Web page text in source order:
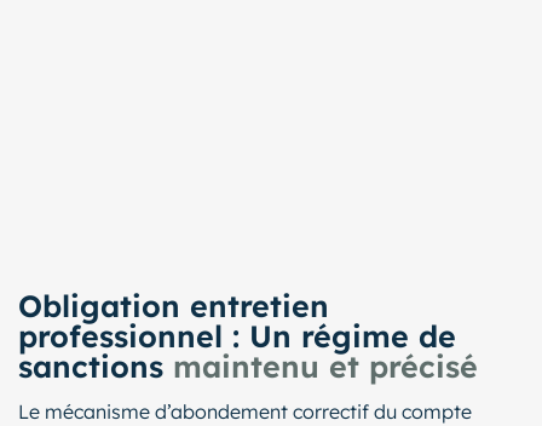
Obligation entretien
professionnel : Un régime de
sanctions maintenu et précisé
Le mécanisme d’abondement correctif du compte